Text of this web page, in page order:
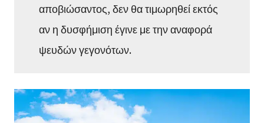
αποβιώσαντος, δεν θα τιμωρηθεί εκτός
αν η δυσφήμιση έγινε με την αναφορά
ψευδών γεγονότων.